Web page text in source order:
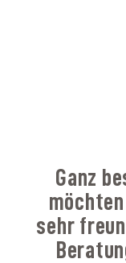
Ganz
sehr